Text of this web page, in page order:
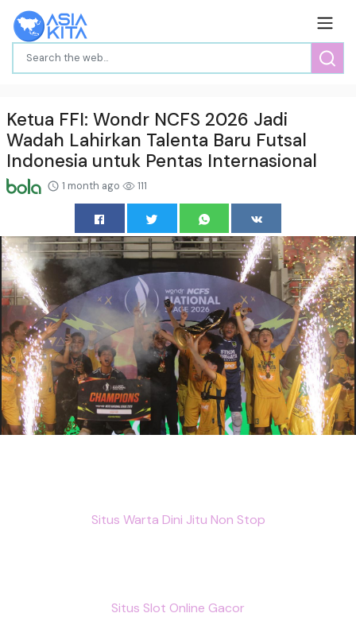
Ketua FFI: Wondr NCFS 2026 Jadi
Wadah Lahirkan Talenta Baru Futsal
Indonesia untuk Pentas Internasional
1 month ago 111
Situs Warta Dini Jitu Non Stop
Situs Slot Online Gacor